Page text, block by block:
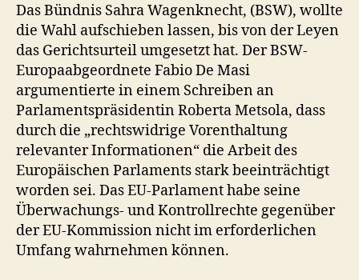
Das Bündnis Sahra Wagenknecht, (BSW), wollte
die Wahl aufschieben lassen, bis von der Leyen
das Gerichtsurteil umgesetzt hat. Der BSW-
Europaabgeordnete Fabio De Masi
argumentierte in einem Schreiben an
Parlamentspräsidentin Roberta Metsola, dass
durch die „rechtswidrige Vorenthaltung
relevanter Informationen“ die Arbeit des
Europäischen Parlaments stark beeinträchtigt
worden sei. Das EU-Parlament habe seine
Überwachungs- und Kontrollrechte gegenüber
der EU-Kommission nicht im erforderlichen
Umfang wahrnehmen können.